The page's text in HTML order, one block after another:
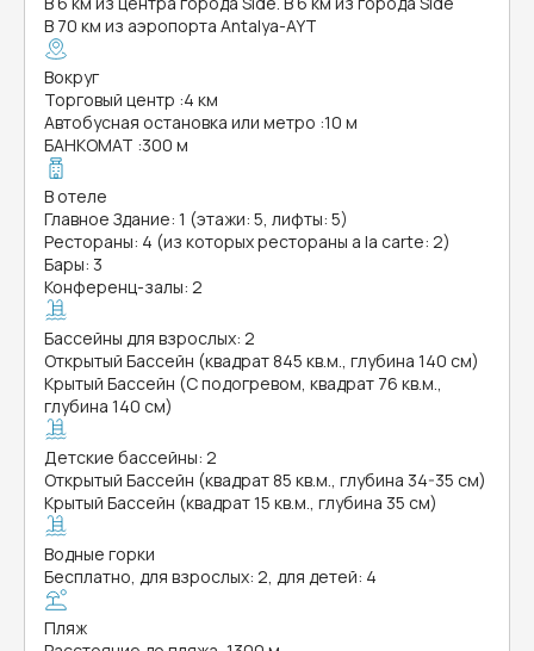
В 70 км из аэропорта Antalya-AYT
Вокруг
Торговый центр :4 км
Автобусная остановка или метро :10 м
БАНКОМАТ :300 м
В отеле
Главное Здание: 1 (этажи: 5, лифты: 5)
Рестораны: 4 (из которых рестораны a la carte: 2)
Бары: 3
Конференц-залы: 2
Бассейны для взрослых: 2
Открытый Бассейн (квадрат 845 кв.м., глубина 140 см)
Крытый Бассейн (С подогревом, квадрат 76 кв.м.,
глубина 140 см)
Детские бассейны: 2
Открытый Бассейн (квадрат 85 кв.м., глубина 34-35 см)
Крытый Бассейн (квадрат 15 кв.м., глубина 35 см)
Водные горки
Бесплатно, для взрослых: 2, для детей: 4
Пляж